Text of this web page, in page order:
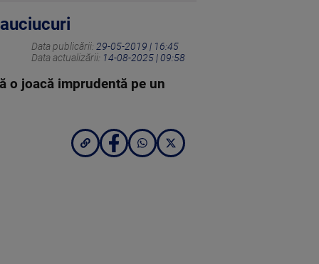
Data publicării: 29-05-2019 | 16:45
Data actualizării: 14-08-2025 | 09:58
o joacă imprudentă pe un